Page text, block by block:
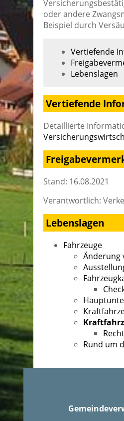
oder andere
Beispiel durch
Vertiefende
Lebenslagen
Vertiefende
Detaillierte
Stand: 16.08.2021
Verantwortlich:
Lebenslagen
Fahrzeuge
Änderung
Rund um